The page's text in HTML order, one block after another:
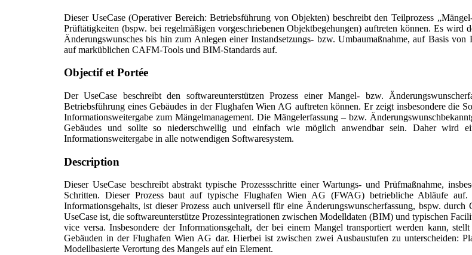
Dieser UseCase (Operativer Bereich: Betriebsführung von Objekten) beschreibt den Teilprozess
Prüftätigkeiten (bspw. bei regelmäßigen vorgeschriebenen Objektbegehungen) auftreten können. Es wird
Änderungswunsches bis hin zum Anlegen einer Instandsetzungs- bzw. Umbaumaßnahme, auf Basis von
auf marküblichen CAFM-Tools und BIM-Standards auf.
Objectif et Portée
Der UseCase beschreibt den softwareunterstützen Prozess einer Mangel- bzw.
Betriebsführung eines Gebäudes in der Flughafen Wien AG auftreten können. Er zeigt insbesondere
Informationsweitergabe zum Mängelmanagement. Die Mängelerfassung – bzw.
Gebäudes und sollte so niederschwellig und einfach wie möglich anwendbar sein. Daher wird
Informationsweitergabe in alle notwendigen Softwaresystem.
Description
Dieser UseCase beschreibt abstrakt typische Prozessschritte einer Wartungs- und Prüfmaßnahme,
Schritten. Dieser Prozess baut auf typische Flughafen Wien AG (FWAG) betriebliche Abläufe
Informationsgehalts, ist dieser Prozess auch universell für eine Änderungswunscherfassung, bspw.
UseCase ist, die softwareunterstütze Prozessintegrationen zwischen Modelldaten (BIM) und typischen
vice versa. Insbesondere der Informationsgehalt, der bei einem Mangel transportiert werden kann,
Gebäuden in der Flughafen Wien AG dar. Hierbei ist zwischen zwei Ausbaustufen zu unterscheiden:
Modellbasierte Verortung des Mangels auf ein Element.